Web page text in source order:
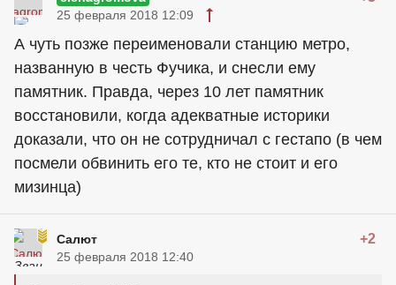
25 февраля 2018 12:09
А чуть позже переименовали станцию метро,
названную в честь Фучика, и снесли ему
памятник. Правда, через 10 лет памятник
восстановили, когда адекватные историки
доказали, что он не сотрудничал с гестапо (в чем
посмели обвинить его те, кто не стоит и его
мизинца)
Салют +2
25 февраля 2018 12:40